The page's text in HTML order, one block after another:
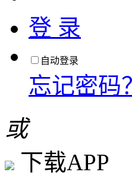
登 录
自动登录
忘记密码？
或
下载APP